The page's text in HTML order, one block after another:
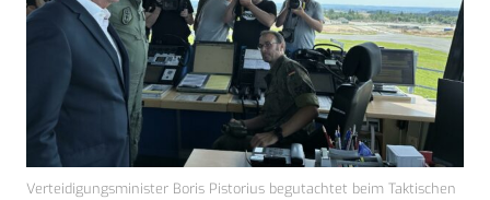
Verteidigungsminister Boris Pistorius begutachtet beim Taktischen